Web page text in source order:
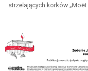
strzelających korków „Moët